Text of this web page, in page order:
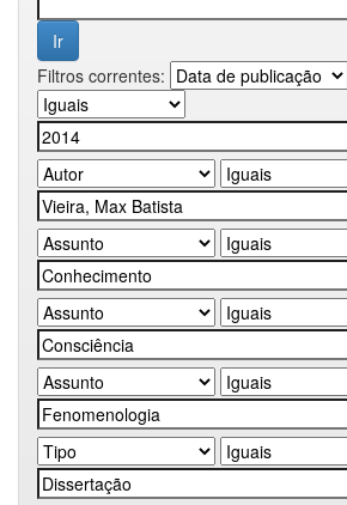
Filtros correntes: